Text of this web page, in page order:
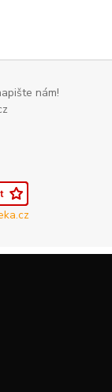
nám!